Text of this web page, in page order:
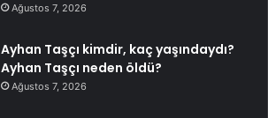
Ağustos 7, 2026
Ayhan Taşçı kimdir, kaç yaşındaydı?
Ayhan Taşçı neden öldü?
Ağustos 7, 2026